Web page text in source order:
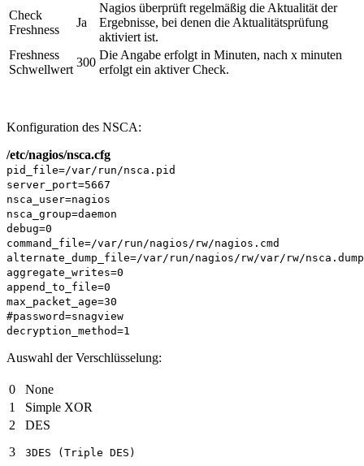
Check
Freshness
Ja
Nagios überprüft regelmäßig die Aktualität der
Ergebnisse, bei denen die Aktualitätsprüfung
aktiviert ist.
Freshness
Schwellwert
300
Die Angabe erfolgt in Minuten, nach x minuten
erfolgt ein aktiver Check.
Konfiguration des NSCA:
/etc/nagios/nsca.cfg
pid_file=/var/run/nsca.pid
server_port=5667
nsca_user=nagios
nsca_group=daemon
debug=0
command_file=/var/run/nagios/rw/nagios.cmd
alternate_dump_file=/var/run/nagios/rw/var/rw/nsca.dump
aggregate_writes=0
append_to_file=0
max_packet_age=30
#password=snagview
decryption_method=1
Auswahl der Verschlüsselung:
0
None
1
Simple XOR
2
DES
3
3DES (Triple DES)